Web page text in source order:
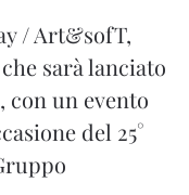
/ Art&sofT,
sarà lanciato
con un evento
del 25°